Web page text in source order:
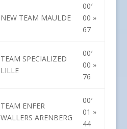
NEW TEAM MAULDE
00′
00 »
67
TEAM SPECIALIZED
LILLE
00′
00 »
76
TEAM ENFER
WALLERS ARENBERG
00′
01 »
44